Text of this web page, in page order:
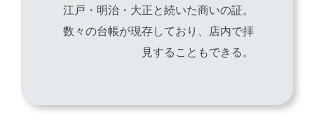
江戸・明治・大正と続いた商いの証。
数々の台帳が現存しており、店内で拝
見することもできる。